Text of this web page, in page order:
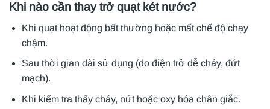
Khi nào cần thay trở quạt két nước?
Khi quạt hoạt động bất thường hoặc mất chế độ chạy
chậm.
Sau thời gian dài sử dụng (do điện trở dễ cháy, đứt
mạch).
Khi kiểm tra thấy cháy, nứt hoặc oxy hóa chân giắc.